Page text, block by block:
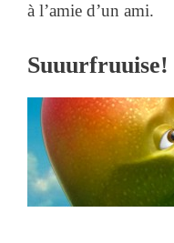
à l’amie d’un ami.
Suuurfruuise!